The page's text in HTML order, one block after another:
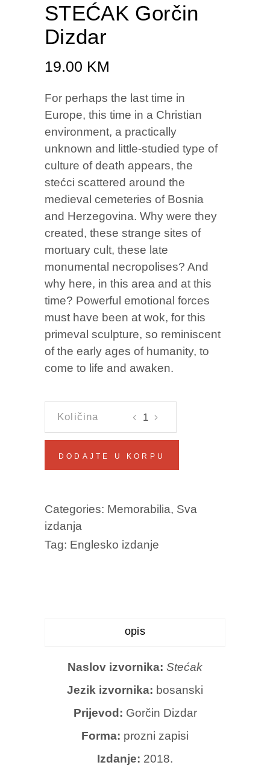
STEĆAK Gorčin
Dizdar
19.00 KM
For perhaps the last time in
Europe, this time in a Christian
environment, a practically
unknown and little-studied type of
culture of death appears, the
stećci scattered around the
medieval cemeteries of Bosnia
and Herzegovina. Why were they
created, these strange sites of
mortuary cult, these late
monumental necropolises? And
why here, in this area and at this
time? Powerful emotional forces
must have been at wok, for this
primeval sculpture, so reminiscent
of the early ages of humanity, to
come to life and awaken.
Dizdar
količina
DODAJTE U KORPU
Categories: Memorabilia, Sva
izdanja
Tag: Englesko izdanje
opis
Naslov izvornika: Stećak
Jezik izvornika: bosanski
Prijevod: Gorčin Dizdar
Forma: prozni zapisi
Izdanje: 2018.